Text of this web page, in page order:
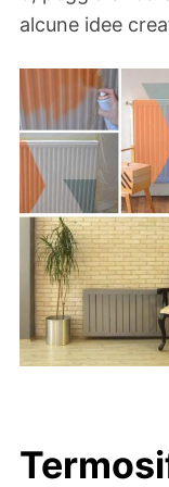
alcune idee